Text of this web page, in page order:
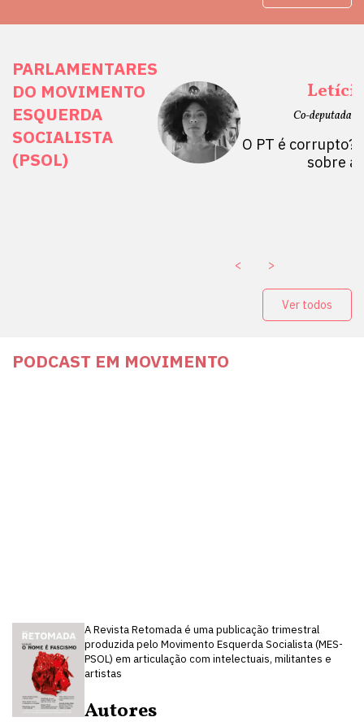
PARLAMENTARES
DO MOVIMENTO
ESQUERDA
SOCIALISTA
(PSOL)
Direitos
do Sul, SP)
Mulheres por +
Público abre
Co-deputada
O PT é corrupto?
sobre a
< >
Ver todos
PODCAST EM MOVIMENTO
A Revista Retomada é uma publicação trimestral
produzida pelo Movimento Esquerda Socialista (MES-
PSOL) em articulação com intelectuais, militantes e
artistas
Autores